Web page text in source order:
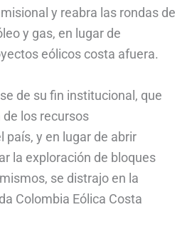
y reabra las rondas de
y gas, en lugar de
eólicos costa afuera.
de su fin institucional, que
los recursos
país, y en lugar de abrir
la exploración de bloques
se distrajo en la
Colombia Eólica Costa